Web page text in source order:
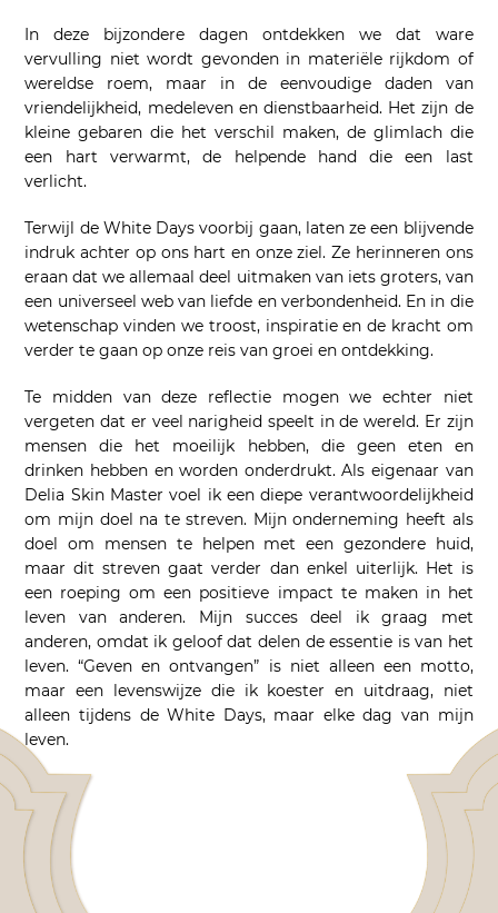
In deze bijzondere dagen ontdekken we dat ware
vervulling niet wordt gevonden in materiële rijkdom of
wereldse roem, maar in de eenvoudige daden van
vriendelijkheid, medeleven en dienstbaarheid. Het zijn de
kleine gebaren die het verschil maken, de glimlach die
een hart verwarmt, de helpende hand die een last
verlicht.
Terwijl de White Days voorbij gaan, laten ze een blijvende
indruk achter op ons hart en onze ziel. Ze herinneren ons
eraan dat we allemaal deel uitmaken van iets groters, van
een universeel web van liefde en verbondenheid. En in die
wetenschap vinden we troost, inspiratie en de kracht om
verder te gaan op onze reis van groei en ontdekking.
Te midden van deze reflectie mogen we echter niet
vergeten dat er veel narigheid speelt in de wereld. Er zijn
mensen die het moeilijk hebben, die geen eten en
drinken hebben en worden onderdrukt. Als eigenaar van
Delia Skin Master voel ik een diepe verantwoordelijkheid
om mijn doel na te streven. Mijn onderneming heeft als
doel om mensen te helpen met een gezondere huid,
maar dit streven gaat verder dan enkel uiterlijk. Het is
een roeping om een positieve impact te maken in het
leven van anderen. Mijn succes deel ik graag met
anderen, omdat ik geloof dat delen de essentie is van het
leven. “Geven en ontvangen” is niet alleen een motto,
maar een levenswijze die ik koester en uitdraag, niet
alleen tijdens de White Days, maar elke dag van mijn
leven.